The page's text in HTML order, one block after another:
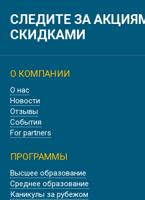
СЛЕДИТЕ ЗА
СКИДКАМИ
О КОМПАНИИ
О нас
Новости
Отзывы
События
For partners
ПРОГРАММЫ
Высшее образование
Среднее образование
Каникулы за рубежом